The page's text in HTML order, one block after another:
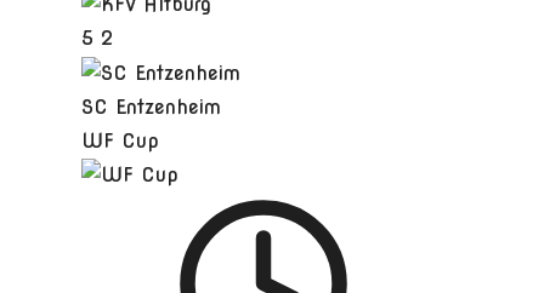
5 2
SC Entzenheim
WF Cup